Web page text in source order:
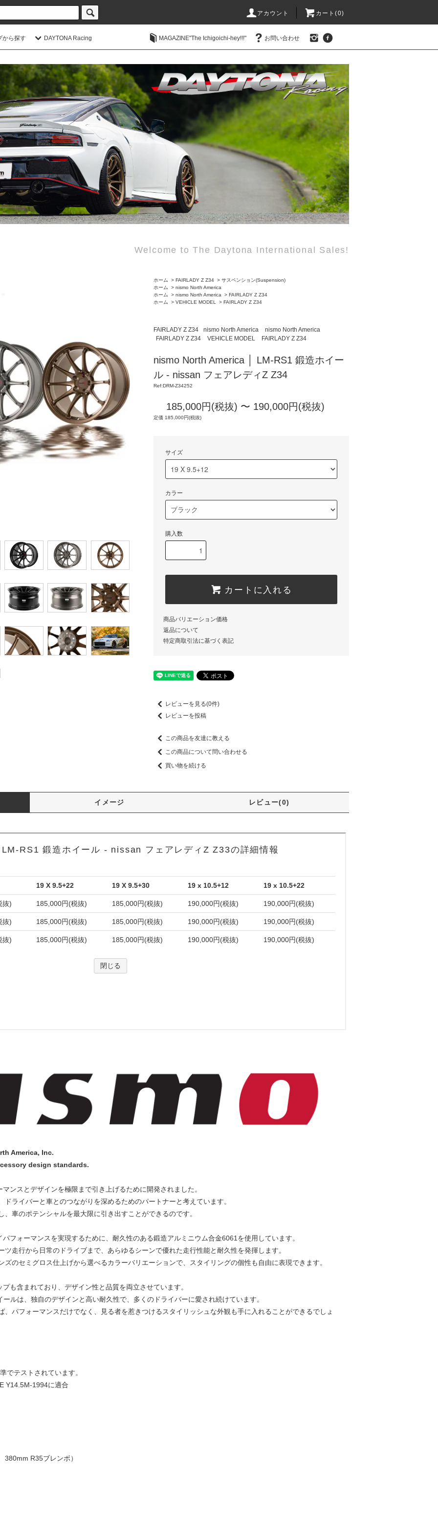
アカウント カート(0)
から探す DAYTONA Racing MAGAZINE"The Ichigoichi-hey!!!" お問い合わせ
Welcome to The Daytona International Sales!
ホーム > FAIRLADY Z Z34 > サスペンション(Suspension)
ホーム
> nismo North America
ホーム
> nismo North America > FAIRLADY Z Z34
ホーム
> VEHICLE MODEL > FAIRLADY Z Z34
FAIRLADY Z Z34 nismo North America
nismo North America
FAIRLADY Z Z34
VEHICLE MODEL FAIRLADY Z Z34
nismo North America │ LM-RS1 鍛造ホイー
ル - nissan フェアレディZ Z34
Ref:DRM-Z34252
185,000円(税抜) 〜 190,000円(税抜)
定価 185,000円(税抜)
サイズ
カラー
購入数
カートに入れる
商品バリエーション価格
返品について
特定商取引法に基づく表記
レビューを見る(0件)
レビューを投稿
この商品を友達に教える
この商品について問い合わせる
買い物を続ける
イメージ レビュー(0)
America, Inc.
design standards.
ンスとデザインを極限まで引き上げるために開発されました。
ライバーと車とのつながりを深めるためのパートナーと考えています。
車のポテンシャルを最大限に引き出すことができるのです。
フォーマンスを実現するために、耐久性のある鍛造アルミニウム合金6061を使用しています。
走行から日常のドライブまで、あらゆるシーンで優れた走行性能と耐久性を発揮します。
のセミグロス仕上げから選べるカラーバリエーションで、スタイリングの個性も自由に表現できます。
も含まれており、デザイン性と品質を両立させています。
ルは、独自のデザインと高い耐久性で、多くのドライバーに愛され続けています。
、パフォーマンスだけでなく、見る者を惹きつけるスタイリッシュな外観も手に入れることができるでしょ
でテストされています。
Y14.5M-1994に適合
R35ブレンボ）